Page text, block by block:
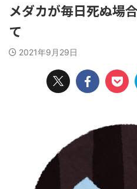
メダカが毎日死ぬ場
て
2021年9月29日